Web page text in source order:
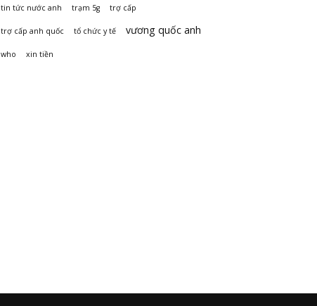
tin tức nước anh trạm 5g trợ cấp
trợ cấp anh quốc tổ chức y tế vương quốc anh
who xin tiền